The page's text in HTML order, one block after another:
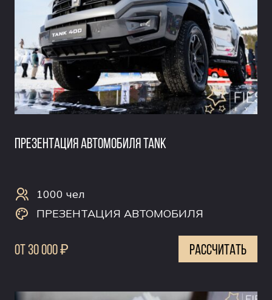
ПРЕЗЕНТАЦИЯ АВТОМОБИЛЯ TANK
1000 чел
ПРЕЗЕНТАЦИЯ АВТОМОБИЛЯ
0т 30 000 ₽ рассчитать